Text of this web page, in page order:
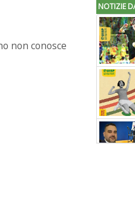
non conosce
NOTIZIE